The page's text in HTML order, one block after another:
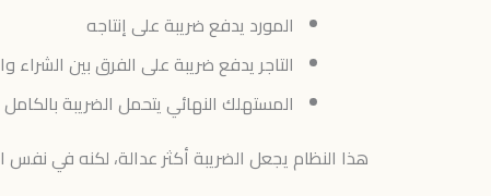
المورد يدفع ضريبة على إنتاجه
التاجر يدفع ضريبة على الفرق بين الشراء
المستهلك النهائي يتحمل الضريبة بالكامل
هذا النظام يجعل الضريبة أكثر عدالة، لكنه في